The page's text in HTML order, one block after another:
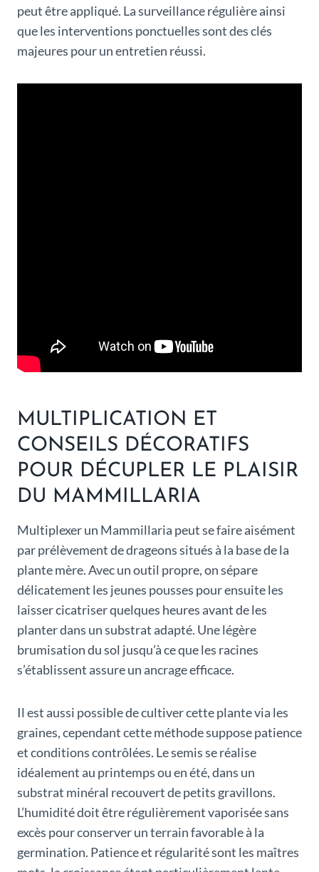
peut être appliqué. La surveillance régulière ainsi
que les interventions ponctuelles sont des clés
majeures pour un entretien réussi.
MULTIPLICATION ET
CONSEILS DÉCORATIFS
POUR DÉCUPLER LE PLAISIR
DU MAMMILLARIA
Multiplexer un Mammillaria peut se faire aisément
par prélèvement de drageons situés à la base de la
plante mère. Avec un outil propre, on sépare
délicatement les jeunes pousses pour ensuite les
laisser cicatriser quelques heures avant de les
planter dans un substrat adapté. Une légère
brumisation du sol jusqu’à ce que les racines
s’établissent assure un ancrage efficace.
Il est aussi possible de cultiver cette plante via les
graines, cependant cette méthode suppose patience
et conditions contrôlées. Le semis se réalise
idéalement au printemps ou en été, dans un
substrat minéral recouvert de petits gravillons.
L’humidité doit être régulièrement vaporisée sans
excès pour conserver un terrain favorable à la
germination. Patience et régularité sont les maîtres